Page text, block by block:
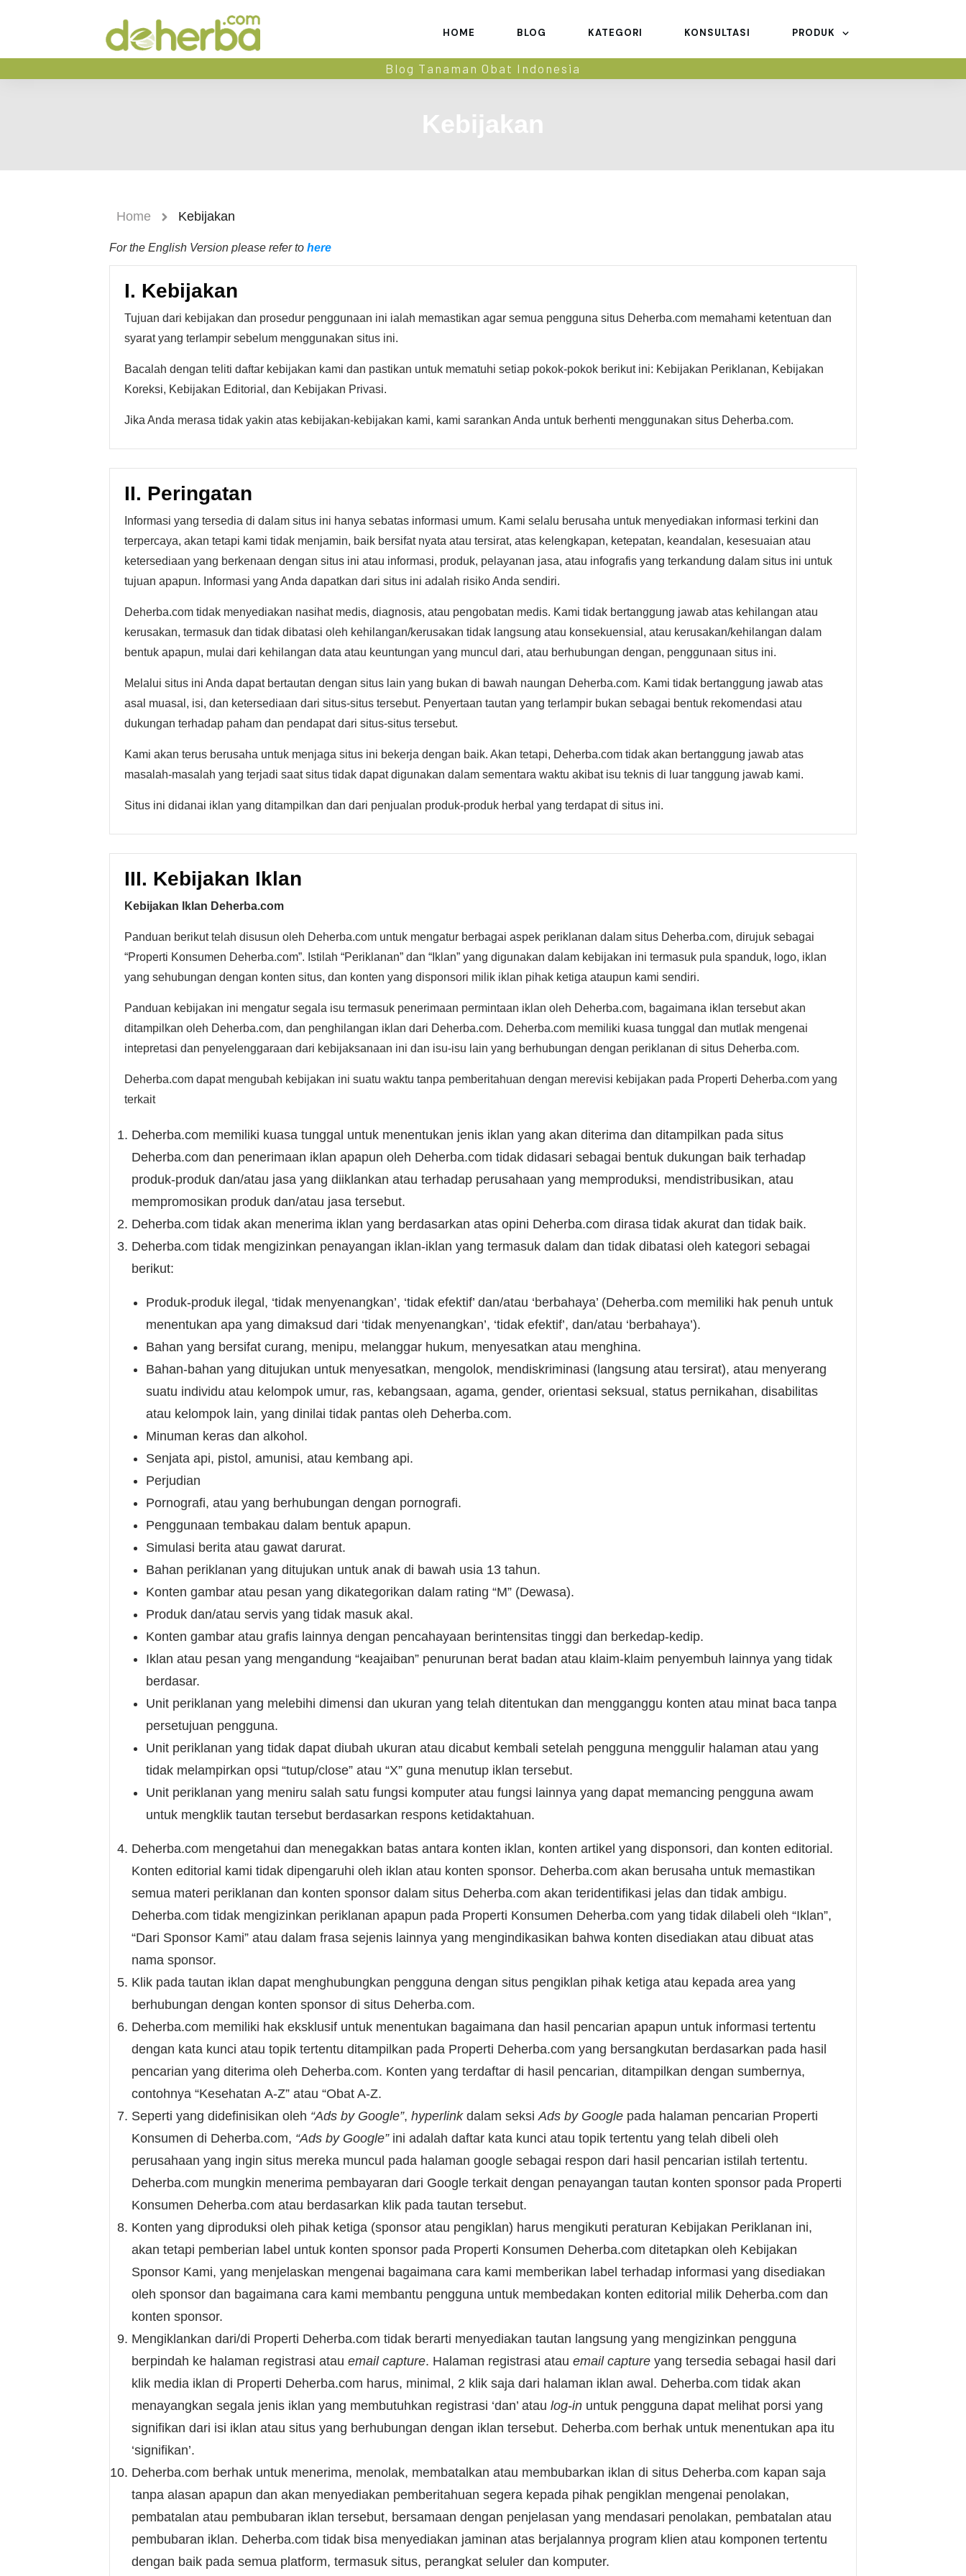
HOME BLOG KATEGORI KONSULTASI PRODUK
Blog Tanaman Obat Indonesia
Kebijakan
Home Kebijakan
For the English Version please refer to here
I. Kebijakan
Tujuan dari kebijakan dan prosedur penggunaan ini ialah memastikan agar semua pengguna situs Deherba.com memahami ketentuan dan
syarat yang terlampir sebelum menggunakan situs ini.
Bacalah dengan teliti daftar kebijakan kami dan pastikan untuk mematuhi setiap pokok-pokok berikut ini: Kebijakan Periklanan, Kebijakan
Koreksi, Kebijakan Editorial, dan Kebijakan Privasi.
Jika Anda merasa tidak yakin atas kebijakan-kebijakan kami, kami sarankan Anda untuk berhenti menggunakan situs Deherba.com.
II. Peringatan
Informasi yang tersedia di dalam situs ini hanya sebatas informasi umum. Kami selalu berusaha untuk menyediakan informasi terkini dan
terpercaya, akan tetapi kami tidak menjamin, baik bersifat nyata atau tersirat, atas kelengkapan, ketepatan, keandalan, kesesuaian atau
ketersediaan yang berkenaan dengan situs ini atau informasi, produk, pelayanan jasa, atau infografis yang terkandung dalam situs ini untuk
tujuan apapun. Informasi yang Anda dapatkan dari situs ini adalah risiko Anda sendiri.
Deherba.com tidak menyediakan nasihat medis, diagnosis, atau pengobatan medis. Kami tidak bertanggung jawab atas kehilangan atau
kerusakan, termasuk dan tidak dibatasi oleh kehilangan/kerusakan tidak langsung atau konsekuensial, atau kerusakan/kehilangan dalam
bentuk apapun, mulai dari kehilangan data atau keuntungan yang muncul dari, atau berhubungan dengan, penggunaan situs ini.
Melalui situs ini Anda dapat bertautan dengan situs lain yang bukan di bawah naungan Deherba.com. Kami tidak bertanggung jawab atas
asal muasal, isi, dan ketersediaan dari situs-situs tersebut. Penyertaan tautan yang terlampir bukan sebagai bentuk rekomendasi atau
dukungan terhadap paham dan pendapat dari situs-situs tersebut.
Kami akan terus berusaha untuk menjaga situs ini bekerja dengan baik. Akan tetapi, Deherba.com tidak akan bertanggung jawab atas
masalah-masalah yang terjadi saat situs tidak dapat digunakan dalam sementara waktu akibat isu teknis di luar tanggung jawab kami.
Situs ini didanai iklan yang ditampilkan dan dari penjualan produk-produk herbal yang terdapat di situs ini.
III. Kebijakan Iklan
Kebijakan Iklan Deherba.com
Panduan berikut telah disusun oleh Deherba.com untuk mengatur berbagai aspek periklanan dalam situs Deherba.com, dirujuk sebagai
“Properti Konsumen Deherba.com”. Istilah “Periklanan” dan “Iklan” yang digunakan dalam kebijakan ini termasuk pula spanduk, logo, iklan
yang sehubungan dengan konten situs, dan konten yang disponsori milik iklan pihak ketiga ataupun kami sendiri.
Panduan kebijakan ini mengatur segala isu termasuk penerimaan permintaan iklan oleh Deherba.com, bagaimana iklan tersebut akan
ditampilkan oleh Deherba.com, dan penghilangan iklan dari Deherba.com. Deherba.com memiliki kuasa tunggal dan mutlak mengenai
intepretasi dan penyelenggaraan dari kebijaksanaan ini dan isu-isu lain yang berhubungan dengan periklanan di situs Deherba.com.
Deherba.com dapat mengubah kebijakan ini suatu waktu tanpa pemberitahuan dengan merevisi kebijakan pada Properti Deherba.com yang
terkait
Deherba.com memiliki kuasa tunggal untuk menentukan jenis iklan yang akan diterima dan ditampilkan pada situs
Deherba.com dan penerimaan iklan apapun oleh Deherba.com tidak didasari sebagai bentuk dukungan baik terhadap
produk-produk dan/atau jasa yang diiklankan atau terhadap perusahaan yang memproduksi, mendistribusikan, atau
mempromosikan produk dan/atau jasa tersebut.
Deherba.com tidak akan menerima iklan yang berdasarkan atas opini Deherba.com dirasa tidak akurat dan tidak baik.
Deherba.com tidak mengizinkan penayangan iklan-iklan yang termasuk dalam dan tidak dibatasi oleh kategori sebagai
berikut:
Produk-produk ilegal, ‘tidak menyenangkan’, ‘tidak efektif’ dan/atau ‘berbahaya’ (Deherba.com memiliki hak penuh untuk
menentukan apa yang dimaksud dari ‘tidak menyenangkan’, ‘tidak efektif’, dan/atau ‘berbahaya’).
Bahan yang bersifat curang, menipu, melanggar hukum, menyesatkan atau menghina.
Bahan-bahan yang ditujukan untuk menyesatkan, mengolok, mendiskriminasi (langsung atau tersirat), atau menyerang
suatu individu atau kelompok umur, ras, kebangsaan, agama, gender, orientasi seksual, status pernikahan, disabilitas
atau kelompok lain, yang dinilai tidak pantas oleh Deherba.com.
Minuman keras dan alkohol.
Senjata api, pistol, amunisi, atau kembang api.
Perjudian
Pornografi, atau yang berhubungan dengan pornografi.
Penggunaan tembakau dalam bentuk apapun.
Simulasi berita atau gawat darurat.
Bahan periklanan yang ditujukan untuk anak di bawah usia 13 tahun.
Konten gambar atau pesan yang dikategorikan dalam rating “M” (Dewasa).
Produk dan/atau servis yang tidak masuk akal.
Konten gambar atau grafis lainnya dengan pencahayaan berintensitas tinggi dan berkedap-kedip.
Iklan atau pesan yang mengandung “keajaiban” penurunan berat badan atau klaim-klaim penyembuh lainnya yang tidak
berdasar.
Unit periklanan yang melebihi dimensi dan ukuran yang telah ditentukan dan mengganggu konten atau minat baca tanpa
persetujuan pengguna.
Unit periklanan yang tidak dapat diubah ukuran atau dicabut kembali setelah pengguna menggulir halaman atau yang
tidak melampirkan opsi “tutup/close” atau “X” guna menutup iklan tersebut.
Unit periklanan yang meniru salah satu fungsi komputer atau fungsi lainnya yang dapat memancing pengguna awam
untuk mengklik tautan tersebut berdasarkan respons ketidaktahuan.
Deherba.com mengetahui dan menegakkan batas antara konten iklan, konten artikel yang disponsori, dan konten editorial.
Konten editorial kami tidak dipengaruhi oleh iklan atau konten sponsor. Deherba.com akan berusaha untuk memastikan
semua materi periklanan dan konten sponsor dalam situs Deherba.com akan teridentifikasi jelas dan tidak ambigu.
Deherba.com tidak mengizinkan periklanan apapun pada Properti Konsumen Deherba.com yang tidak dilabeli oleh “Iklan”,
“Dari Sponsor Kami” atau dalam frasa sejenis lainnya yang mengindikasikan bahwa konten disediakan atau dibuat atas
nama sponsor.
Klik pada tautan iklan dapat menghubungkan pengguna dengan situs pengiklan pihak ketiga atau kepada area yang
berhubungan dengan konten sponsor di situs Deherba.com.
Deherba.com memiliki hak eksklusif untuk menentukan bagaimana dan hasil pencarian apapun untuk informasi tertentu
dengan kata kunci atau topik tertentu ditampilkan pada Properti Deherba.com yang bersangkutan berdasarkan pada hasil
pencarian yang diterima oleh Deherba.com. Konten yang terdaftar di hasil pencarian, ditampilkan dengan sumbernya,
contohnya “Kesehatan A-Z” atau “Obat A-Z.
Seperti yang didefinisikan oleh “Ads by Google”, hyperlinkdalam seksiAds by Google pada halaman pencarian Properti
Konsumen di Deherba.com, “Ads by Google”ini adalah daftar kata kunci atau topik tertentu yang telah dibeli oleh
perusahaan yang ingin situs mereka muncul pada halaman google sebagai respon dari hasil pencarian istilah tertentu.
Deherba.com mungkin menerima pembayaran dari Google terkait dengan penayangan tautan konten sponsor pada Properti
Konsumen Deherba.com atau berdasarkan klik pada tautan tersebut.
Konten yang diproduksi oleh pihak ketiga (sponsor atau pengiklan) harus mengikuti peraturan Kebijakan Periklanan ini,
akan tetapi pemberian label untuk konten sponsor pada Properti Konsumen Deherba.com ditetapkan oleh Kebijakan
Sponsor Kami, yang menjelaskan mengenai bagaimana cara kami memberikan label terhadap informasi yang disediakan
oleh sponsor dan bagaimana cara kami membantu pengguna untuk membedakan konten editorial milik Deherba.com dan
konten sponsor.
Mengiklankan dari/di Properti Deherba.com tidak berarti menyediakan tautan langsung yang mengizinkan pengguna
berpindah ke halaman registrasi atau email capture. Halaman registrasi atau email capture yang tersedia sebagai hasil dari
klik media iklan di Properti Deherba.com harus, minimal, 2 klik saja dari halaman iklan awal. Deherba.com tidak akan
menayangkan segala jenis iklan yang membutuhkan registrasi ‘dan’ atau log-in untuk pengguna dapat melihat porsi yang
signifikan dari isi iklan atau situs yang berhubungan dengan iklan tersebut. Deherba.com berhak untuk menentukan apa itu
‘signifikan’.
Deherba.com berhak untuk menerima, menolak, membatalkan atau membubarkan iklan di situs Deherba.com kapan saja
tanpa alasan apapun dan akan menyediakan pemberitahuan segera kepada pihak pengiklan mengenai penolakan,
pembatalan atau pembubaran iklan tersebut, bersamaan dengan penjelasan yang mendasari penolakan, pembatalan atau
pembubaran iklan. Deherba.com tidak bisa menyediakan jaminan atas berjalannya program klien atau komponen tertentu
dengan baik pada semua platform, termasuk situs, perangkat seluler dan komputer.